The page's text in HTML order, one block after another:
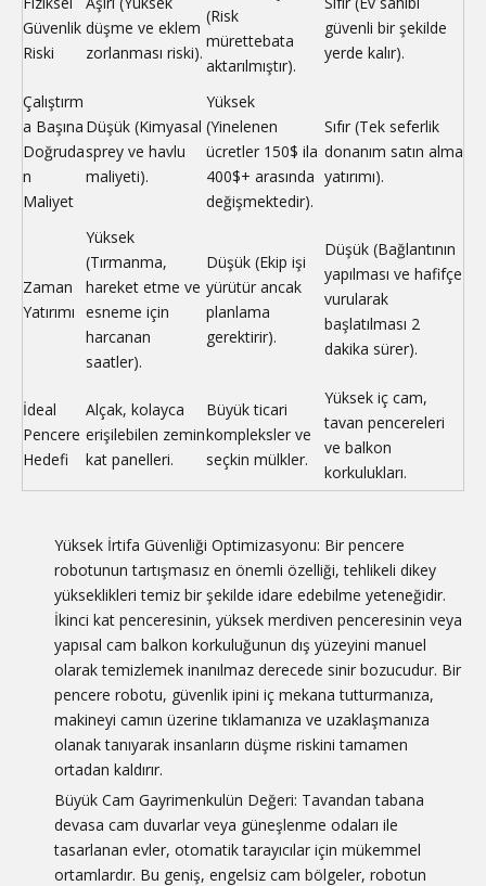
Güvenlik
Riski
düşme ve eklem
zorlanması riski).
(Risk
mürettebata
aktarılmıştır).
güvenli bir şekilde
yerde kalır).
Çalıştırm
a Başına
Doğruda
n
Maliyet
Düşük (Kimyasal
sprey ve havlu
maliyeti).
Yüksek
(Yinelenen
ücretler 150$ ila
400$+ arasında
değişmektedir).
Sıfır (Tek seferlik
donanım satın alma
yatırımı).
Zaman
Yatırımı
Yüksek
(Tırmanma,
hareket etme ve
esneme için
harcanan
saatler).
Düşük (Ekip işi
yürütür ancak
planlama
gerektirir).
Düşük (Bağlantının
yapılması ve hafifçe
vurularak
başlatılması 2
dakika sürer).
İdeal
Pencere
Hedefi
Alçak, kolayca
erişilebilen zemin
kat panelleri.
Büyük ticari
kompleksler ve
seçkin mülkler.
Yüksek iç cam,
tavan pencereleri
ve balkon
korkulukları.
Yüksek İrtifa Güvenliği Optimizasyonu: Bir pencere
robotunun tartışmasız en önemli özelliği, tehlikeli dikey
yükseklikleri temiz bir şekilde idare edebilme yeteneğidir.
İkinci kat penceresinin, yüksek merdiven penceresinin veya
yapısal cam balkon korkuluğunun dış yüzeyini manuel
olarak temizlemek inanılmaz derecede sinir bozucudur. Bir
pencere robotu, güvenlik ipini iç mekana tutturmanıza,
makineyi camın üzerine tıklamanıza ve uzaklaşmanıza
olanak tanıyarak insanların düşme riskini tamamen
ortadan kaldırır.
Büyük Cam Gayrimenkulün Değeri: Tavandan tabana
devasa cam duvarlar veya güneşlenme odaları ile
tasarlanan evler, otomatik tarayıcılar için mükemmel
ortamlardır. Bu geniş, engelsiz cam bölgeler, robotun